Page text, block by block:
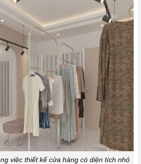
việc thiết kế cửa hàng có diện tích nhỏ